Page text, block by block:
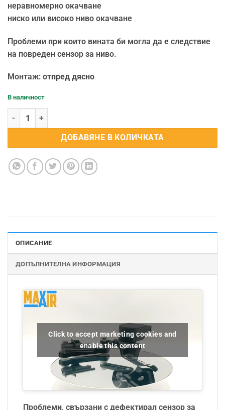
неравномерно окачване
ниско или високо ниво окачване
Проблеми при които вината би могла да е следствие
на повреден сензор за ниво.
Монтаж: отпред дясно
В наличност
количество за Сензор (датчик, кантар) за ниво въздушно
ДОБАВЯНЕ В КОЛИЧКАТА
ОПИСАНИЕ
ДОПЪЛНИТЕЛНА ИНФОРМАЦИЯ
Click to accept marketing cookies and
enable this content
Проблеми, свързани с дефектирал сензор за